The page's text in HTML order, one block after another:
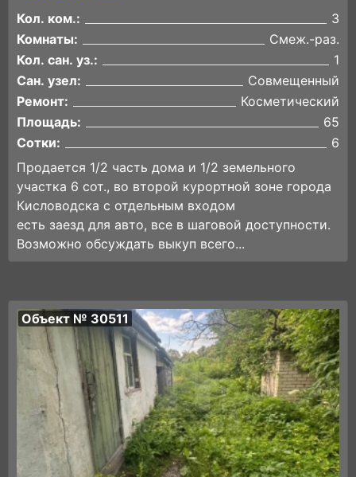
Кол. ком.:
3
Комнаты:
Смеж.-раз.
Кол. сан. уз.:
1
Сан. узел:
Совмещенный
Ремонт:
Косметический
Площадь:
65
Сотки:
6
Продается 1/2 часть дома и 1/2 земельного
участка 6 сот., во второй курортной зоне города
Кисловодска с отдельным входом
есть заезд для авто, все в шаговой доступности.
Возможно обсуждать выкуп всего...
Объект № 30511